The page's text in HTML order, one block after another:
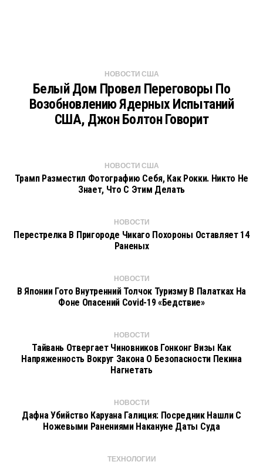
НОВОСТИ США
Белый Дом Провел Переговоры По
Возобновлению Ядерных Испытаний
США, Джон Болтон Говорит
НОВОСТИ США
Трамп Разместил Фотографию Себя, Как Рокки. Никто Не
Знает, Что С Этим Делать
НОВОСТИ
Перестрелка В Пригороде Чикаго Похороны Оставляет 14
Раненых
НОВОСТИ
В Японии Гото Внутренний Толчок Туризму В Палатках На
Фоне Опасений Covid-19 «бедствие»
НОВОСТИ
Тайвань Отвергает Чиновников Гонконг Визы Как
Напряженность Вокруг Закона О Безопасности Пекина
Нагнетать
НОВОСТИ
Дафна Убийство Каруана Галиция: Посредник Нашли С
Ножевыми Ранениями Накануне Даты Суда
ТЕХНОЛОГИИ